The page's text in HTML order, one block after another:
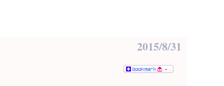
2015/8/31
-